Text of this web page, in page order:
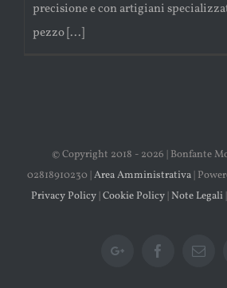
precisione e con artigiani
pezzo [...]
© Copyright 2018 - 2026 | Bonfante
02818910230 | Area Amministrativa |
Privacy Policy| Cookie Policy| Note Legali|
Google+ Facebook